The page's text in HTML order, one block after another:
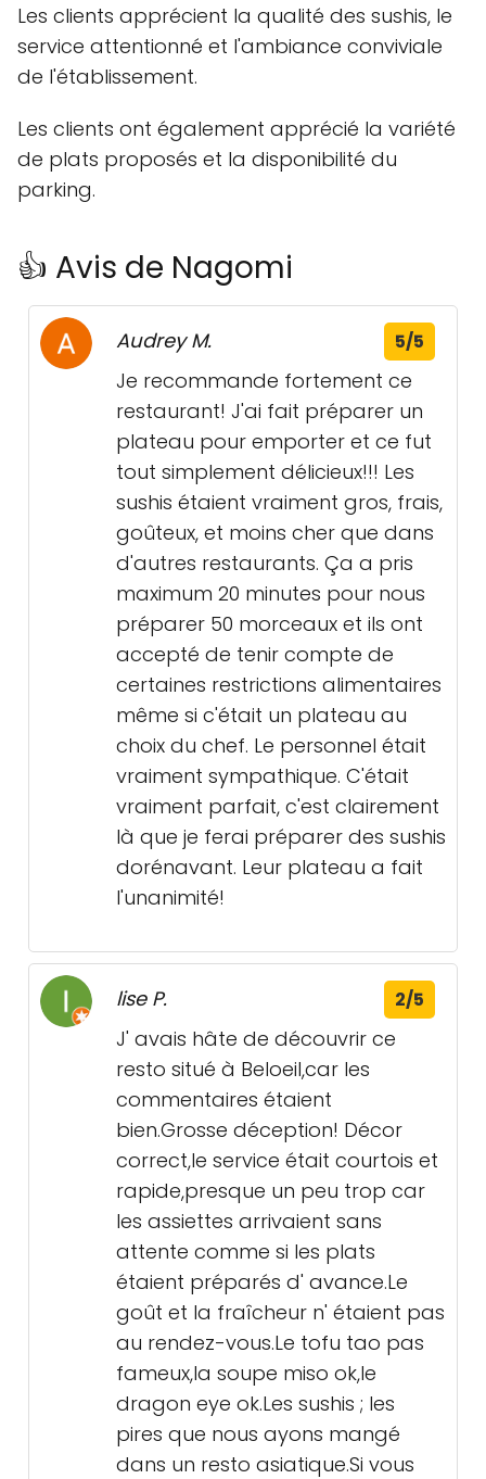
Les clients apprécient la qualité des sushis, le
service attentionné et l'ambiance conviviale
de l'établissement.
Les clients ont également apprécié la variété
de plats proposés et la disponibilité du
parking.
👍 Avis de Nagomi
Audrey M. 5/5
Je recommande fortement ce
restaurant! J'ai fait préparer un
plateau pour emporter et ce fut
tout simplement délicieux!!! Les
sushis étaient vraiment gros, frais,
goûteux, et moins cher que dans
d'autres restaurants. Ça a pris
maximum 20 minutes pour nous
préparer 50 morceaux et ils ont
accepté de tenir compte de
certaines restrictions alimentaires
même si c'était un plateau au
choix du chef. Le personnel était
vraiment sympathique. C'était
vraiment parfait, c'est clairement
là que je ferai préparer des sushis
dorénavant. Leur plateau a fait
l'unanimité!
lise P. 2/5
J' avais hâte de découvrir ce
resto situé à Beloeil,car les
commentaires étaient
bien.Grosse déception! Décor
correct,le service était courtois et
rapide,presque un peu trop car
les assiettes arrivaient sans
attente comme si les plats
étaient préparés d' avance.Le
goût et la fraîcheur n' étaient pas
au rendez-vous.Le tofu tao pas
fameux,la soupe miso ok,le
dragon eye ok.Les sushis ; les
pires que nous ayons mangé
dans un resto asiatique.Si vous